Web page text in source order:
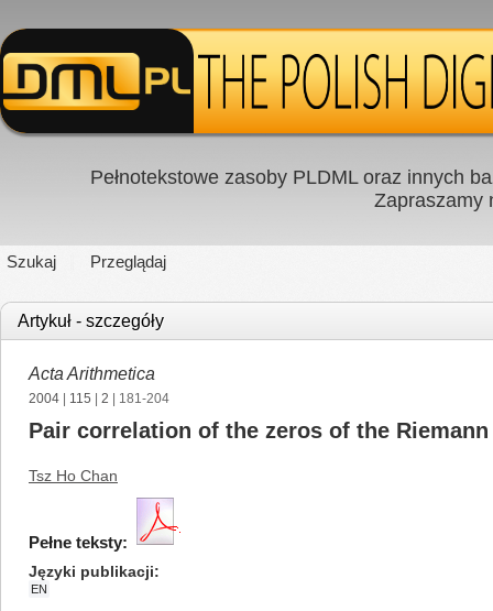
Pełnotekstowe zasoby PLDML oraz innych
Zapraszamy
Szukaj Przeglądaj
Artykuł - szczegóły
Acta Arithmetica
2004 115 2 | 181-204
Pair correlation of the zeros of the
Tsz Ho Chan
Pełne teksty:
Języki publikacji
EN